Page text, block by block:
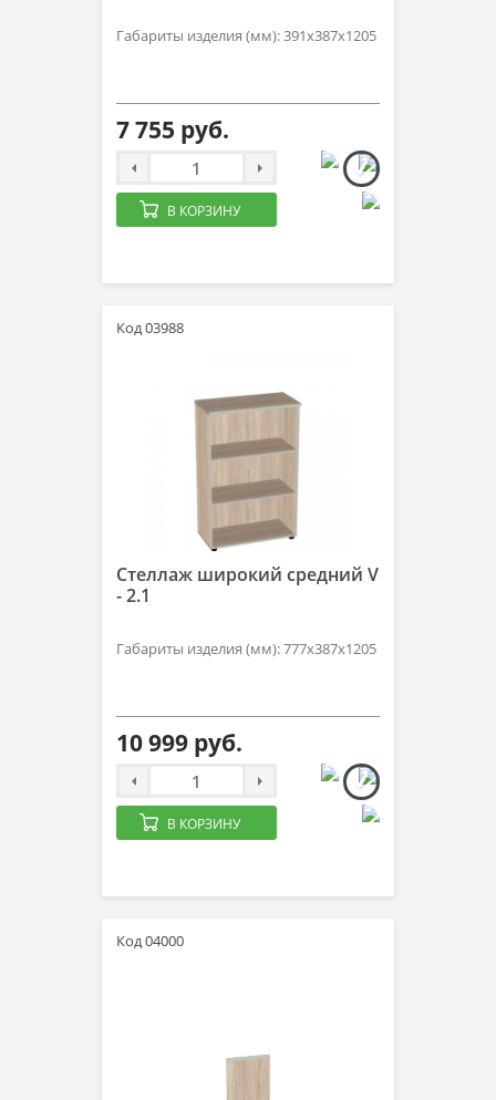
Габариты изделия (мм): 391х387х1205
7 755 руб.
В КОРЗИНУ
Код 03988
Стеллаж широкий средний V
- 2.1
Габариты изделия (мм): 777х387х1205
10 999 руб.
В КОРЗИНУ
Код 04000